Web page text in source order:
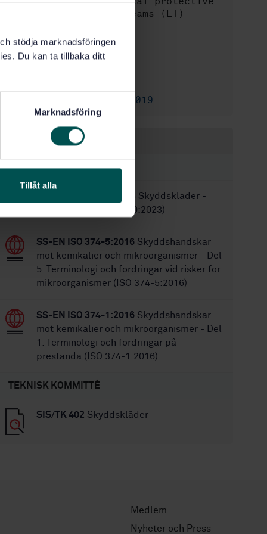
stödja marknadsföringen
Du kan ta tillbaka ditt
Marknadsföring
Tillåt alla
suits for emergency teams (ET)
Utgåva: 1
SS-EN 943-2:2019
Inom samma område
STANDARDER
SS-EN ISO 11610:2023 Skyddskläder -
Terminologi (ISO 11610:2023)
SS-EN ISO 374-5:2016 Skyddshandskar
mot kemikalier och mikroorganismer - Del
5: Terminologi och fordringar vid risker för
mikroorganismer (ISO 374-5:2016)
SS-EN ISO 374-1:2016 Skyddshandskar
mot kemikalier och mikroorganismer - Del
1: Terminologi och fordringar på
prestanda (ISO 374-1:2016)
TEKNISK KOMMITTÉ
SIS/TK 402 Skyddskläder
Medlem
Nyheter och Press